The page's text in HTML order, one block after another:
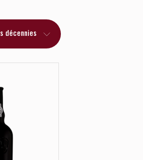
décennies
1980
1990
2000